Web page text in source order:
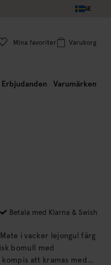
SE
Mina favoriter Varukorg
Erbjudanden Varumärken
Betala med Klarna & Swish
i vacker lejongul färg